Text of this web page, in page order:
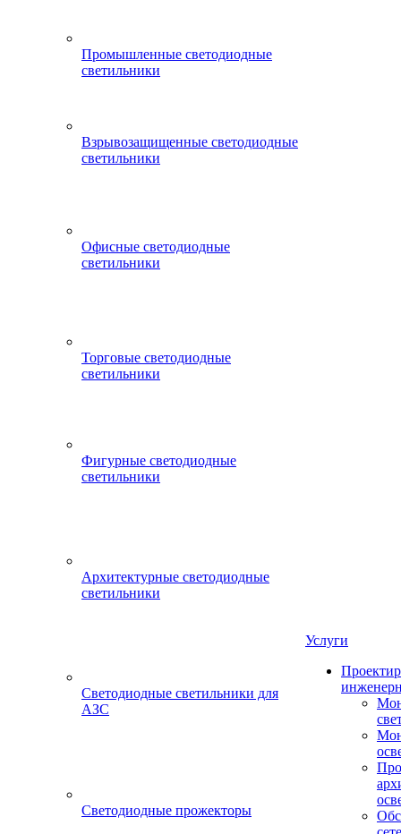
Промышленные светодиодные
светильники
Взрывозащищенные светодиодные
светильники
Офисные светодиодные
светильники
Торговые светодиодные
светильники
Фигурные светодиодные
светильники
Архитектурные светодиодные
светильники
Светодиодные светильники для
АЗС
Светодиодные прожекторы
Услуги